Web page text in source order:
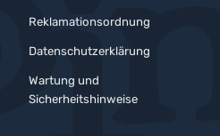
Reklamationsordnung
Datenschutzerklärung
Wartung und
Sicherheitshinweise